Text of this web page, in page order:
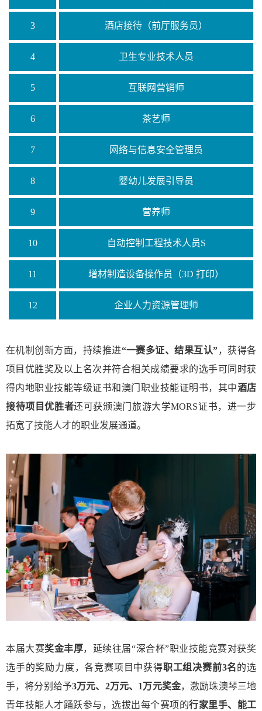
3 酒店接待（前厅服务员）
4 卫生专业技术人员
5 互联网营销师
6 茶艺师
7 网络与信息安全管理员
8 婴幼儿发展引导员
9 营养师
10 自动控制工程技术人员S
11 增材制造设备操作员（3D 打印）
12 企业人力资源管理师
在机制创新方面，持续推进“一赛多证、结果互认”，获得各
项目优胜奖及以上名次并符合相关成绩要求的选手可同时获
得内地职业技能等级证书和 澳门职业技能证明书，其中酒店
接待项目优胜者还可获颁澳门旅游大学MORS证书，进一步
拓宽了技能人才的职业发展通道。
本届大赛奖金丰厚，延续往届“深合杯”职业技能竞赛对获奖
选手的奖励力度，各竞赛项目中获得职工组决赛前3名的选
手，将分别给予3万元、2万元、1万元奖金，激励珠澳琴三地
青年技能人才踊跃参与，选拔出每个赛项的行家里手、能工